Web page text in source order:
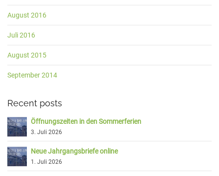
August 2016
Juli 2016
August 2015
September 2014
Recent posts
Öffnungszeiten in den Sommerferien
3. Juli 2026
Neue Jahrgangsbriefe online
1. Juli 2026